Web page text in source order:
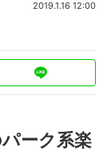
2019.1.16 12:00
ーク系楽